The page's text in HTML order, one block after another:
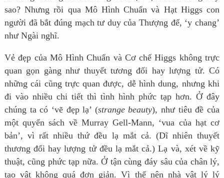
sao? Nhưng rồi qua Mô Hình Chuẩn và Hạt Higgs con
người đã bắt đúng mạch tư duy của Thượng đế, ‘y chang’
như Ngài nghĩ.
Vẻ đẹp của Mô Hình Chuẩn và Cơ chế Higgs không trực
quan gọn gàng như thuyết tương đối hay lượng tử. Có
những cái cũng trực quan được, dễ hình dung, nhưng khi
đi vào nhiều chi tiết thì tình hình phức tạp hơn. Ở đây
chúng ta có ‘vẽ đẹp lạ’ (strange beauty), như tiêu đề của
một quyển sách về Murray Gell-Mann, ‘vua của hạt cơ
bản’, vì rất nhiều thứ đều lạ mắt cả. (Dĩ nhiên thuyết
thương đối hay lượng tử đều lạ mắt cả.) Lạ và, xét về kỹ
thuật, cũng phức tạp nữa. Ở tận cùng đáy sâu của chân lý,
tạo vật không quá đơn giản. Vì thế nên nhà vật lý lý